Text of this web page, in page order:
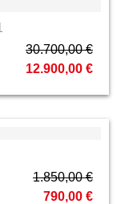
30.700,00 €
12.900,00 €
1.850,00 €
790,00 €